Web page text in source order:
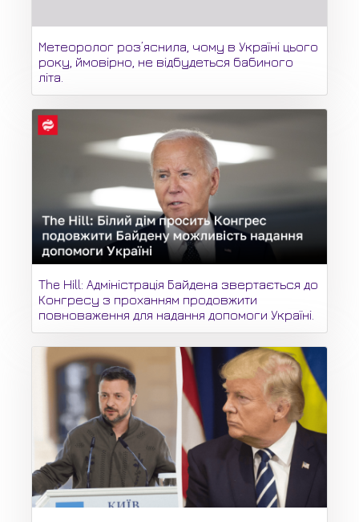
Метеоролог роз’яснила, чому в Україні цього
року, ймовірно, не відбудеться бабиного
літа.
The Hill: Адміністрація Байдена звертається до
Конгресу з проханням продовжити
повноваження для надання допомоги Україні.